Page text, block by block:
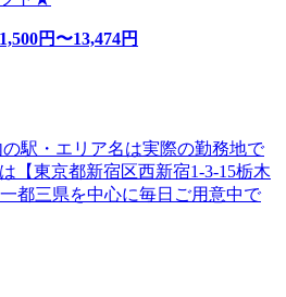
円〜13,474円
駅・エリア名は実際の勤務地で
【東京都新宿区西新宿1-3-15栃木
都三県を中心に毎日ご用意中で